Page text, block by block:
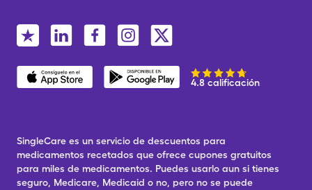
4.8 calificación
SingleCare es un servicio de descuentos para
medicamentos recetados que ofrece cupones gratuitos
para miles de medicamentos. Puedes usarlo aun si tienes
seguro, Medicare, Medicaid o no, pero no se puede